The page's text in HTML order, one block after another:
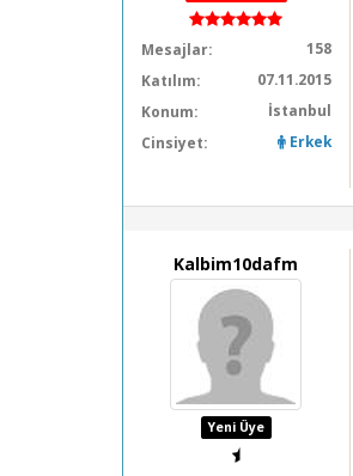
Mesajlar:
158
Katılım:
07.11.2015
Konum:
İstanbul
Cinsiyet:
Erkek
Kalbim10dafm
Yeni Üye